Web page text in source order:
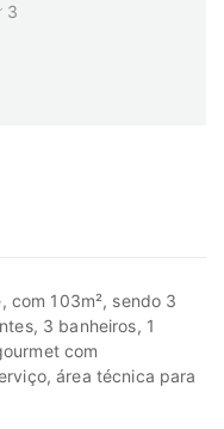
3
com 103m², sendo 3
3 banheiros, 1
com
área técnica para